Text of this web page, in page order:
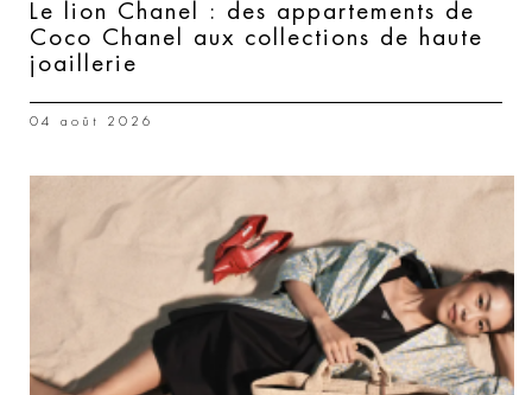
Le lion Chanel : des appartements de
Coco Chanel aux collections de haute
joaillerie
04 août 2026